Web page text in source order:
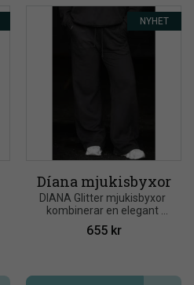
Díana mjukisbyxor
DIANA Glitter mjukisbyxor
kombinerar en elegant
ridsportslook med
enastående komfort
655kr
NYHET